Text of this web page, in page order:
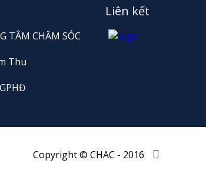
TÂM CHĂM SÓC
Thu
Liên kết
Copyright © CHAC - 2016